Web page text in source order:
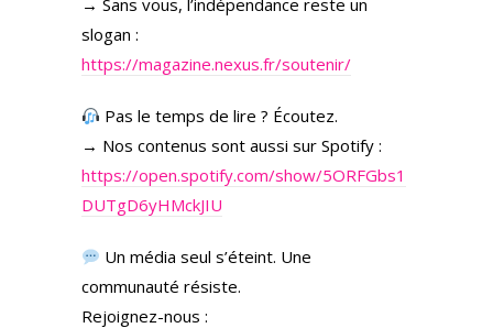
→ Sans vous, l’indépendance reste un
slogan :
https://magazine.nexus.fr/soutenir/
Pas le temps de lire ? Écoutez.
→ Nos contenus sont aussi sur Spotify :
https://open.spotify.com/show/5ORFGbs1
DUTgD6yHMckJIU
Un média seul s’éteint. Une
communauté résiste.
Rejoignez-nous :